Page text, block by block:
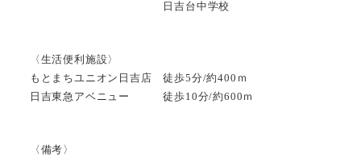
日吉台中学校
〈生活便利施設〉
もとまちユニオン日吉店 徒歩5分/約400ｍ
日吉東急アベニュー 徒歩10分/約600ｍ
〈備考〉